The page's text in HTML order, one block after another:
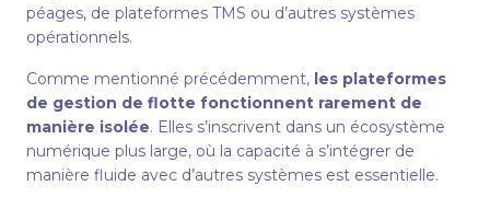
péages, de plateformes TMS ou d’autres systèmes
opérationnels.
Comme mentionné précédemment, les plateformes
de gestion de flotte fonctionnent rarement de
manière isolée. Elles s’inscrivent dans un écosystème
numérique plus large, où la capacité à s’intégrer de
manière fluide avec d’autres systèmes est essentielle.